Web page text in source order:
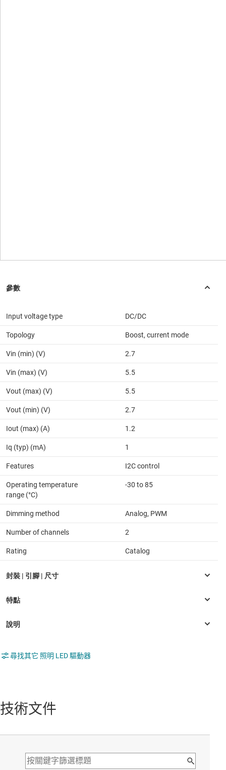
Input voltage type DC/DC
Topology Boost, current mode
Vin (min) (V) 2.7
Vin (max) (V) 5.5
Vout (max) (V) 5.5
Vout (min) (V) 2.7
Iout (max) (A) 1.2
Iq (typ) (mA) 1
Features I2C control
Operating temperature
range (°C)
-30 to 85
Dimming method Analog, PWM
Number of channels 2
Rating Catalog
尋找其它 照明 LED 驅動器
技術文件